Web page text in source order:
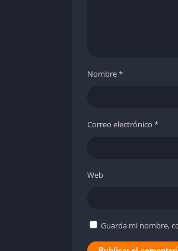
Nombre*
Correo electrónico *
Web
Guarda mi nombre,